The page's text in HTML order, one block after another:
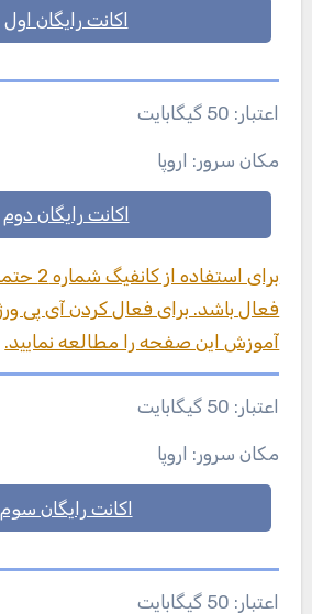
اکانت رایگان اول
اعتبار: 50 گیگابایت
مکان سرور: اروپا
اکانت رایگان دوم
آموزش این صفحه را مطالعه نمایید.
اعتبار: 50 گیگابایت
مکان سرور: اروپا
اکانت رایگان سوم
اعتبار: 50 گیگابایت